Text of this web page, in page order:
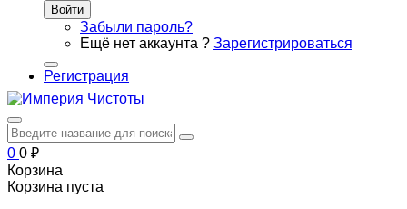
Войти
Забыли пароль?
Ещё нет аккаунта ? Зарегистрироваться
Регистрация
0 0 ₽
Корзина
Корзина пуста